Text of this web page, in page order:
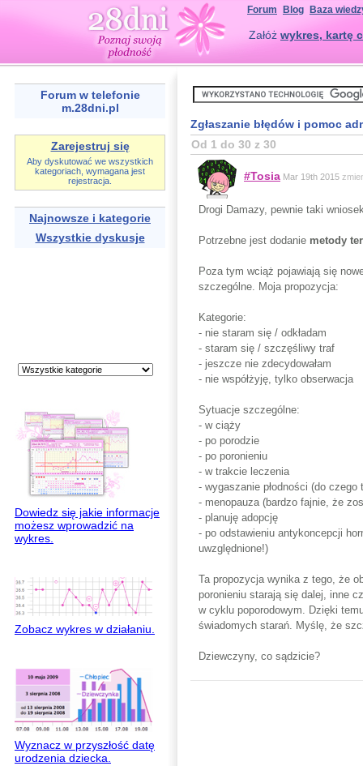
Forum Blog Baza
Załóż wykres, kartę
Forum w telefonie
m.28dni.pl
Zarejestruj się
Aby dyskutować we wszystkich
kategoriach, wymagana jest
rejestracja.
Najnowsze i kategorie
Wszystkie dyskusje
Dowiedz się jakie informacje
możesz wprowadzić na
wykres.
Zobacz wykres w działaniu.
Wyznacz w przyszłość datę
urodzenia dziecka.
Zgłaszanie błędów i pomoc
Od 1 do 30 z 30
#Tosia Mar 19th 2015
Drogi Damazy, pewnie taki
Potrzebne jest dodanie metody
Poza tym wciąż pojawiają się
szczególne. Moja propozycja:
Kategorie:
- nie staram się / odkładam
- staram się / szczęśliwy traf
- jeszcze nie zdecydowałam
- nie współżyję, tylko obserwacja
Sytuacje szczególne:
- w ciąży
- po porodzie
- po poronieniu
- w trakcie leczenia
- wygaszanie płodności (do czego
- menopauza (bardzo fajnie, że
- planuję adopcję
- po odstawieniu antykoncepcji
uwzględnione!)
Ta propozycja wynika z tego, że
poronieniu starają się dalej, inne
w cyklu poporodowym. Dzięki
świadomych starań. Myślę, że
Dziewczyny, co sądzicie?